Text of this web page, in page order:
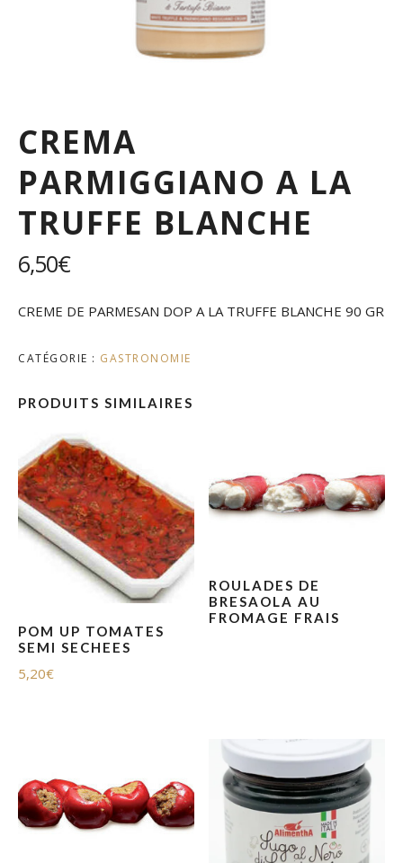
CREMA
PARMIGGIANO A LA
TRUFFE BLANCHE
6,50€
CREME DE PARMESAN DOP A LA TRUFFE BLANCHE 90 GR
CATÉGORIE : GASTRONOMIE
PRODUITS SIMILAIRES
POM UP TOMATES
SEMI SECHEES
5,20€
ROULADES DE
BRESAOLA AU
FROMAGE FRAIS